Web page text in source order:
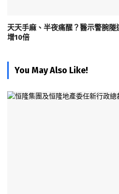
天天手麻、半夜痛醒？醫示警腕
增10倍
You May Also Like!